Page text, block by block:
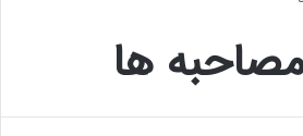
ها